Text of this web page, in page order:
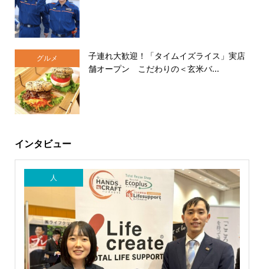
グルメ
子連れ大歓迎！「タイムイズライス」実店
舗オープン こだわりの＜玄米バ...
インタビュー
人